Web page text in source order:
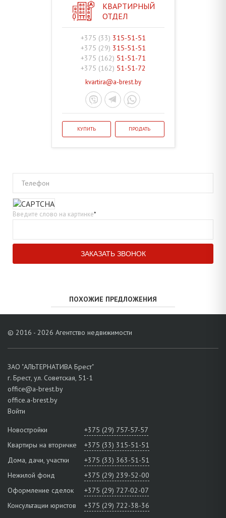
КВАРТИРНЫЙ
ОТДЕЛ
+375 (33) 315-51-51
+375 (29) 315-51-51
+375 (162) 51-51-71
+375 (162) 51-51-72
kvartira@a-brest.by
КУПИТЬ ПРОДАТЬ
Телефон
Введите слово на картинке*
ПОХОЖИЕ ПРЕДЛОЖЕНИЯ
© 2016 - 2026 Агентство недвижимости
ЗАО "АЛЬТЕРНАТИВА Брест"
г. Брест, ул. Советская, 51-1
office@a-brest.by
office.a-brest.by
Войти
Новостройки
+375 (29) 757-57-57
Квартиры на вторичке
+375 (33) 315-51-51
Дома, дачи, участки
+375 (33) 363-51-51
Нежилой фонд
+375 (29) 239-52-00
Оформление сделок
+375 (29) 727-02-07
Консультации юристов
+375 (29) 722-38-36